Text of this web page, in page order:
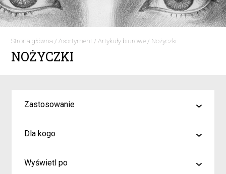
Strona główna /Asortyment /Artykuły biurowe / Nożyczki
NOŻYCZKI
Zastosowanie
malowanie
kreślenie
Dla kogo
Artyści i profesjonaliści
Wyświetl po